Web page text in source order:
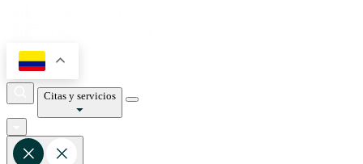
Citas y servicios